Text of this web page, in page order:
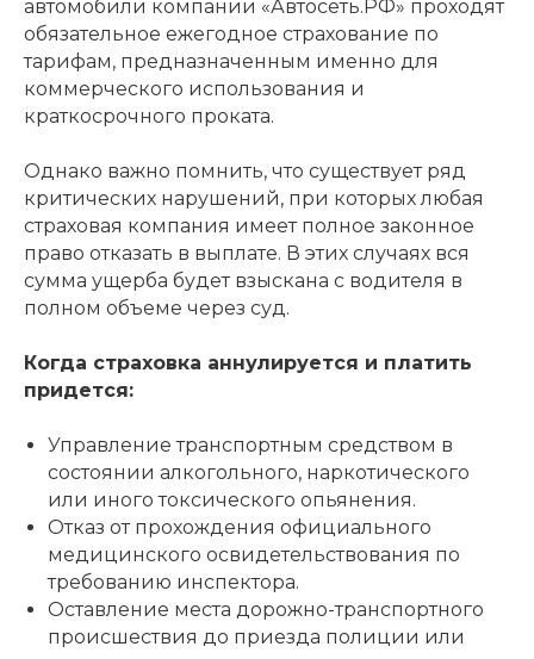
автомобили компании «Автосеть.РФ» проходят
обязательное ежегодное страхование по
тарифам, предназначенным именно для
коммерческого использования и
краткосрочного проката.
Однако важно помнить, что существует ряд
критических нарушений, при которых любая
страховая компания имеет полное законное
право отказать в выплате. В этих случаях вся
сумма ущерба будет взыскана с водителя в
полном объеме через суд.
Когда страховка аннулируется и платить
придется:
Управление транспортным средством в
состоянии алкогольного, наркотического
или иного токсического опьянения.
Отказ от прохождения официального
медицинского освидетельствования по
требованию инспектора.
Оставление места дорожно-транспортного
происшествия до приезда полиции или